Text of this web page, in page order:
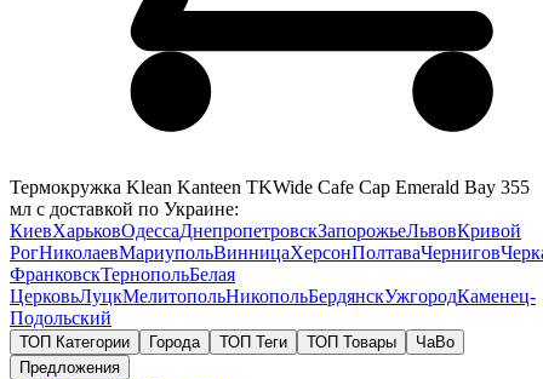
Термокружка Klean Kanteen TKWide Cafe Cap Emerald Bay 355
мл с доставкой по Украине:
КиевХарьковОдессаДнепропетровскЗапорожьеЛьвовКривой
РогНиколаевМариупольВинницаХерсонПолтаваЧернигов
ФранковскТернопольБелая
ЦерковьЛуцкМелитопольНикопольБердянскУжгородКаменец-
Подольский
ТОП Категории Города ТОП Теги ТОП Товары
ЧаВо
Предложения